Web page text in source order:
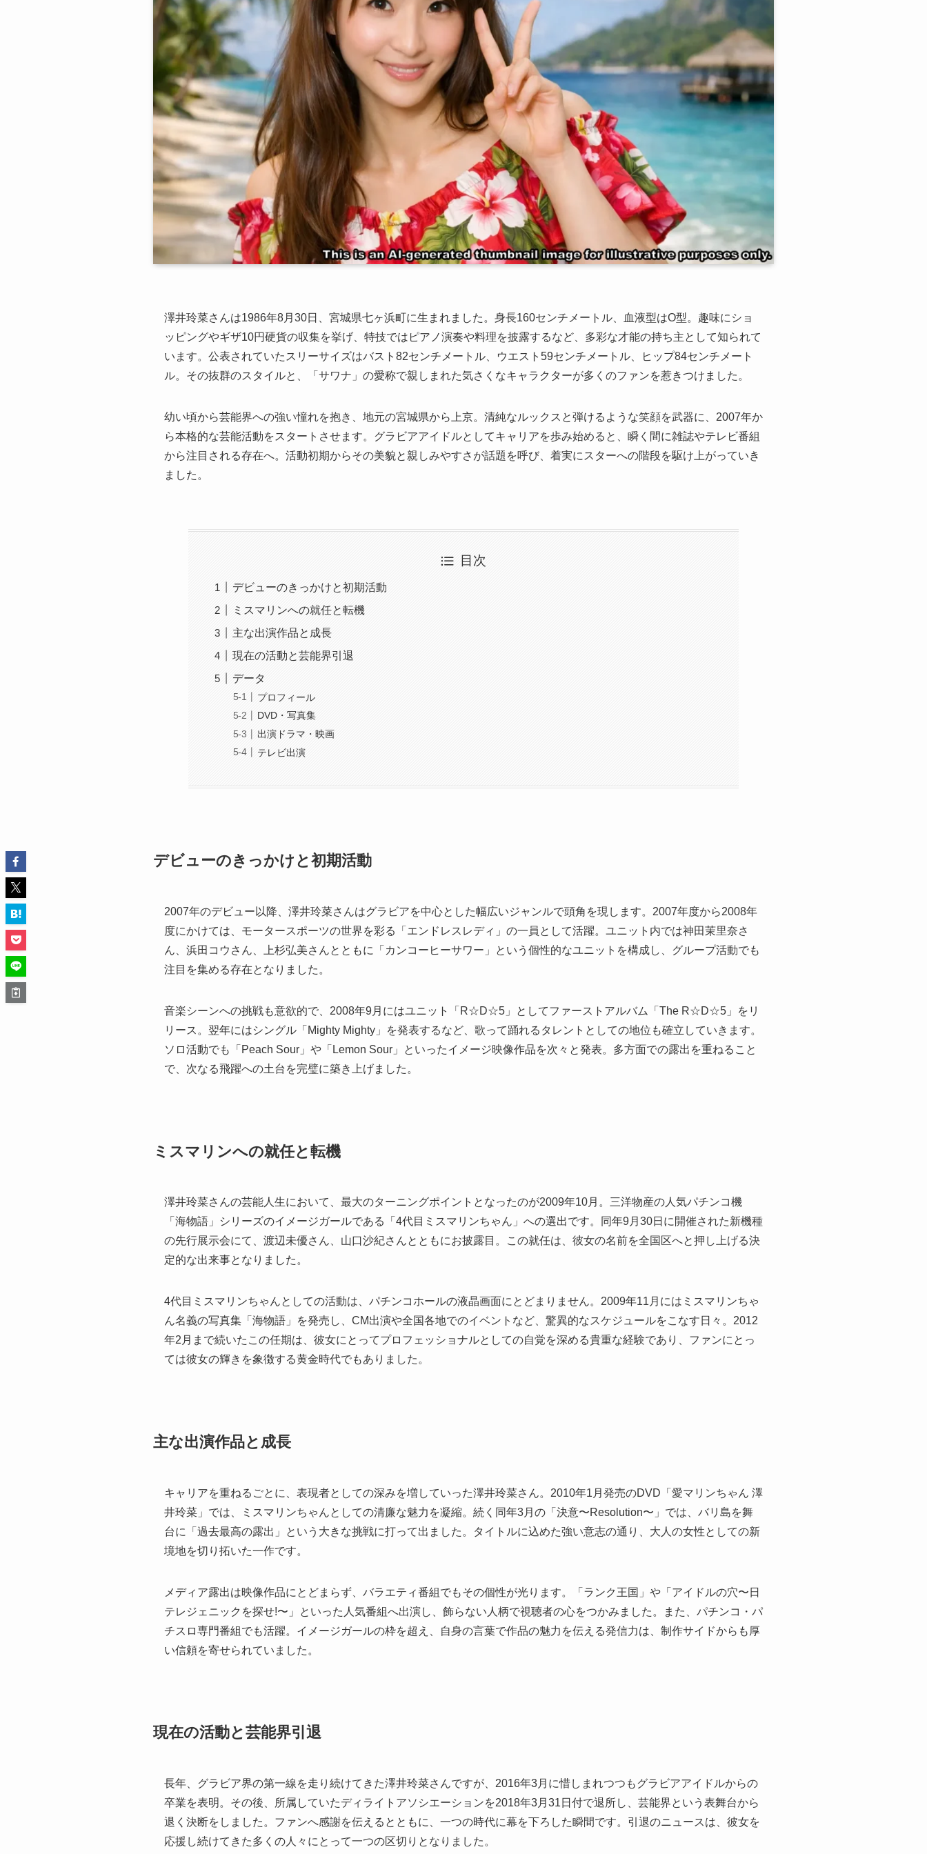
澤井玲菜さんは1986年8月30日、宮城県七ヶ浜町に生まれました。身長160センチメートル、血液型はO型。趣味にショ
ッピングやギザ10円硬貨の収集を挙げ、特技ではピアノ演奏や料理を披露するなど、多彩な才能の持ち主として知られて
います。公表されていたスリーサイズはバスト82センチメートル、ウエスト59センチメートル、ヒップ84センチメート
ル。その抜群のスタイルと、「サワナ」の愛称で親しまれた気さくなキャラクターが多くのファンを惹きつけました。
幼い頃から芸能界への強い憧れを抱き、地元の宮城県から上京。清純なルックスと弾けるような笑顔を武器に、2007年か
ら本格的な芸能活動をスタートさせます。グラビアアイドルとしてキャリアを歩み始めると、瞬く間に雑誌やテレビ番組
から注目される存在へ。活動初期からその美貌と親しみやすさが話題を呼び、着実にスターへの階段を駆け上がっていき
ました。
目次
デビューのきっかけと初期活動
ミスマリンへの就任と転機
主な出演作品と成長
現在の活動と芸能界引退
データ
プロフィール
DVD・写真集
出演ドラマ・映画
テレビ出演
デビューのきっかけと初期活動
2007年のデビュー以降、澤井玲菜さんはグラビアを中心とした幅広いジャンルで頭角を現します。2007年度から2008年
度にかけては、モータースポーツの世界を彩る「エンドレスレディ」の一員として活躍。ユニット内では神田茉里奈さ
ん、浜田コウさん、上杉弘美さんとともに「カンコーヒーサワー」という個性的なユニットを構成し、グループ活動でも
注目を集める存在となりました。
音楽シーンへの挑戦も意欲的で、2008年9月にはユニット「R☆D☆5」としてファーストアルバム「The R☆D☆5」をリ
リース。翌年にはシングル「Mighty Mighty」を発表するなど、歌って踊れるタレントとしての地位も確立していきます。
ソロ活動でも「Peach Sour」や「Lemon Sour」といったイメージ映像作品を次々と発表。多方面での露出を重ねること
で、次なる飛躍への土台を完璧に築き上げました。
ミスマリンへの就任と転機
澤井玲菜さんの芸能人生において、最大のターニングポイントとなったのが2009年10月。三洋物産の人気パチンコ機
「海物語」シリーズのイメージガールである「4代目ミスマリンちゃん」への選出です。同年9月30日に開催された新機種
の先行展示会にて、渡辺未優さん、山口沙紀さんとともにお披露目。この就任は、彼女の名前を全国区へと押し上げる決
定的な出来事となりました。
4代目ミスマリンちゃんとしての活動は、パチンコホールの液晶画面にとどまりません。2009年11月にはミスマリンちゃ
ん名義の写真集「海物語」を発売し、CM出演や全国各地でのイベントなど、驚異的なスケジュールをこなす日々。2012
年2月まで続いたこの任期は、彼女にとってプロフェッショナルとしての自覚を深める貴重な経験であり、ファンにとっ
ては彼女の輝きを象徴する黄金時代でもありました。
主な出演作品と成長
キャリアを重ねるごとに、表現者としての深みを増していった澤井玲菜さん。2010年1月発売のDVD「愛マリンちゃん 澤
井玲菜」では、ミスマリンちゃんとしての清廉な魅力を凝縮。続く同年3月の「決意〜Resolution〜」では、バリ島を舞
台に「過去最高の露出」という大きな挑戦に打って出ました。タイトルに込めた強い意志の通り、大人の女性としての新
境地を切り拓いた一作です。
メディア露出は映像作品にとどまらず、バラエティ番組でもその個性が光ります。「ランク王国」や「アイドルの穴〜日
テレジェニックを探せ!〜」といった人気番組へ出演し、飾らない人柄で視聴者の心をつかみました。また、パチンコ・パ
チスロ専門番組でも活躍。イメージガールの枠を超え、自身の言葉で作品の魅力を伝える発信力は、制作サイドからも厚
い信頼を寄せられていました。
現在の活動と芸能界引退
長年、グラビア界の第一線を走り続けてきた澤井玲菜さんですが、2016年3月に惜しまれつつもグラビアアイドルからの
卒業を表明。その後、所属していたディライトアソシエーションを2018年3月31日付で退所し、芸能界という表舞台から
退く決断をしました。ファンへ感謝を伝えるとともに、一つの時代に幕を下ろした瞬間です。引退のニュースは、彼女を
応援し続けてきた多くの人々にとって一つの区切りとなりました。